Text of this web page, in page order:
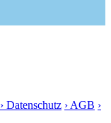
› Datenschutz › AGB ›